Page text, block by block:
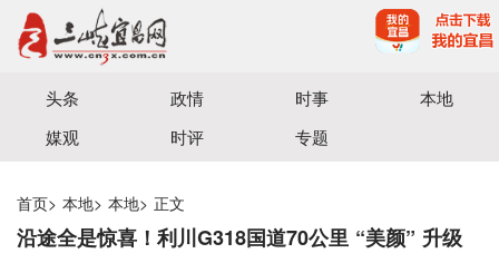
宜昌三峡融媒体中心主办
头条 政情 时事
本地
媒观
时评 专题
首页> 本地> 本地> 正文
沿途全是惊喜！利川G318国道70公里 “美颜” 升级